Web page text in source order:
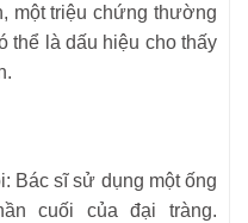
một triệu chứng thường
thể là dấu hiệu cho thấy
Bác sĩ sử dụng một ống
cuối của đại tràng.